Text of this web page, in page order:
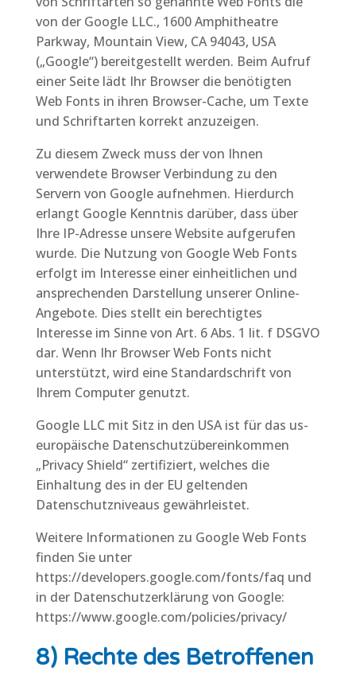
von der Google LLC., 1600 Amphitheatre
Parkway, Mountain View, CA 94043, USA
(„Google“) bereitgestellt werden. Beim Aufruf
einer Seite lädt Ihr Browser die benötigten
Web Fonts in ihren Browser-Cache, um Texte
und Schriftarten korrekt anzuzeigen.
Zu diesem Zweck muss der von Ihnen
verwendete Browser Verbindung zu den
Servern von Google aufnehmen. Hierdurch
erlangt Google Kenntnis darüber, dass über
Ihre IP-Adresse unsere Website aufgerufen
wurde. Die Nutzung von Google Web Fonts
erfolgt im Interesse einer einheitlichen und
ansprechenden Darstellung unserer Online-
Angebote. Dies stellt ein berechtigtes
Interesse im Sinne von Art. 6 Abs. 1 lit. f DSGVO
dar. Wenn Ihr Browser Web Fonts nicht
unterstützt, wird eine Standardschrift von
Ihrem Computer genutzt.
Google LLC mit Sitz in den USA ist für das us-
europäische Datenschutzübereinkommen
„Privacy Shield“ zertifiziert, welches die
Einhaltung des in der EU geltenden
Datenschutzniveaus gewährleistet.
Weitere Informationen zu Google Web Fonts
finden Sie unter
https://developers.google.com/fonts/faq und
in der Datenschutzerklärung von Google:
https://www.google.com/policies/privacy/
8) Rechte des Betroffenen